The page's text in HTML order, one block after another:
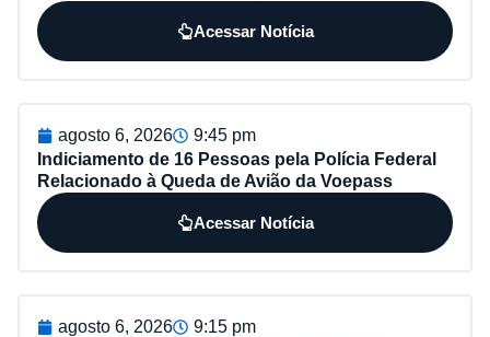
Acessar Notícia
agosto 6, 2026
9:45 pm
Indiciamento de 16 Pessoas pela Polícia Federal
Relacionado à Queda de Avião da Voepass
Acessar Notícia
agosto 6, 2026
9:15 pm